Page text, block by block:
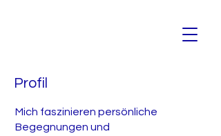
Profil
Mich faszinieren persönliche
Begegnungen und